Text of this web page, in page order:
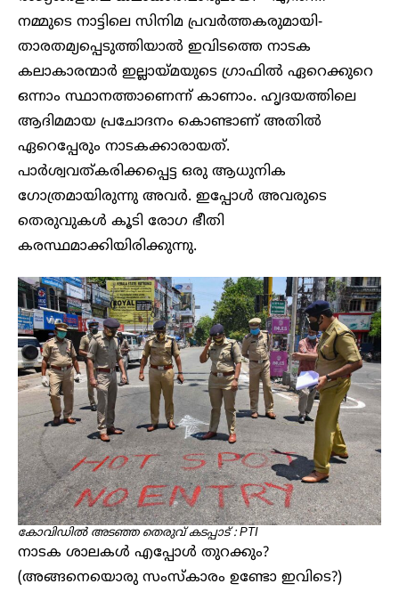
നമ്മുടെ നാട്ടിലെ സിനിമ പ്രവർത്തകരുമായി-
താരതമ്യപ്പെടുത്തിയാൽ ഇവിടത്തെ നാടക
കലാകാരന്മാർ ഇല്ലായ്മയുടെ ഗ്രാഫിൽ ഏറെക്കുറെ
ഒന്നാം സ്ഥാനത്താണെന്ന് കാണാം. ഹൃദയത്തിലെ
ആദിമമായ പ്രചോദനം കൊണ്ടാണ് അതിൽ
ഏറെപ്പേരും നാടകക്കാരായത്.
പാർശ്വവത്കരിക്കപ്പെട്ട ഒരു ആധുനിക
ഗോത്രമായിരുന്നു അവർ. ഇപ്പോൾ അവരുടെ
തെരുവുകൾ കൂടി രോഗ ഭീതി
കരസ്ഥമാക്കിയിരിക്കുന്നു.
കോവിഡിൽ അടഞ്ഞ തെരുവ് കടപ്പാട് : PTI
നാടക ശാലകൾ എപ്പോൾ തുറക്കും?
(അങ്ങനെയൊരു സംസ്കാരം ഉണ്ടോ ഇവിടെ?)